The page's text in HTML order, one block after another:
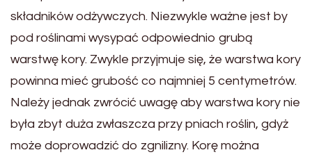
składników odżywczych. Niezwykle ważne jest by
pod roślinami wysypać odpowiednio grubą
warstwę kory. Zwykle przyjmuje się, że warstwa kory
powinna mieć grubość co najmniej 5 centymetrów.
Należy jednak zwrócić uwagę aby warstwa kory nie
była zbyt duża zwłaszcza przy pniach roślin, gdyż
może doprowadzić do zgnilizny. Korę można